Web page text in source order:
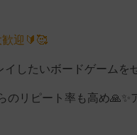
迎🔰🥰
したいボードゲーム
のリピート率も高め